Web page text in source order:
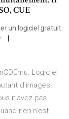
CUE
un logiciel gratuit
Logiciel
d'images
n'avez pas
rien n'est